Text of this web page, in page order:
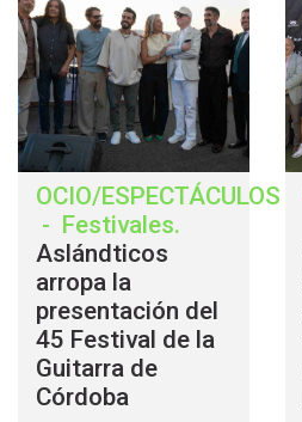
OCIO/ESPECTÁCULOS
- Festivales.
Aslándticos
arropa la
presentación del
45 Festival de la
Guitarra de
Córdoba